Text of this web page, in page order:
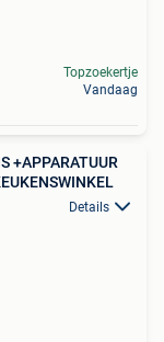
Topzoekertje
Vandaag
+APPARATUUR
Details